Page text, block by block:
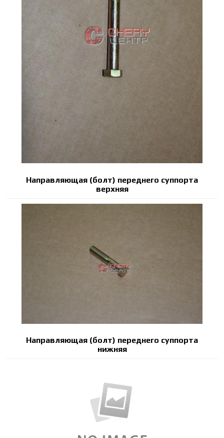
Направляющая (болт) переднего суппорта
верхняя
Направляющая (болт) переднего суппорта
нижняя